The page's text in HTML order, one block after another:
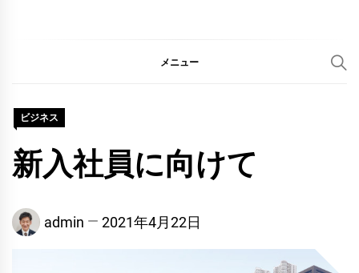
メニュー
ビジネス
新入社員に向けて
admin 2021年4月22日